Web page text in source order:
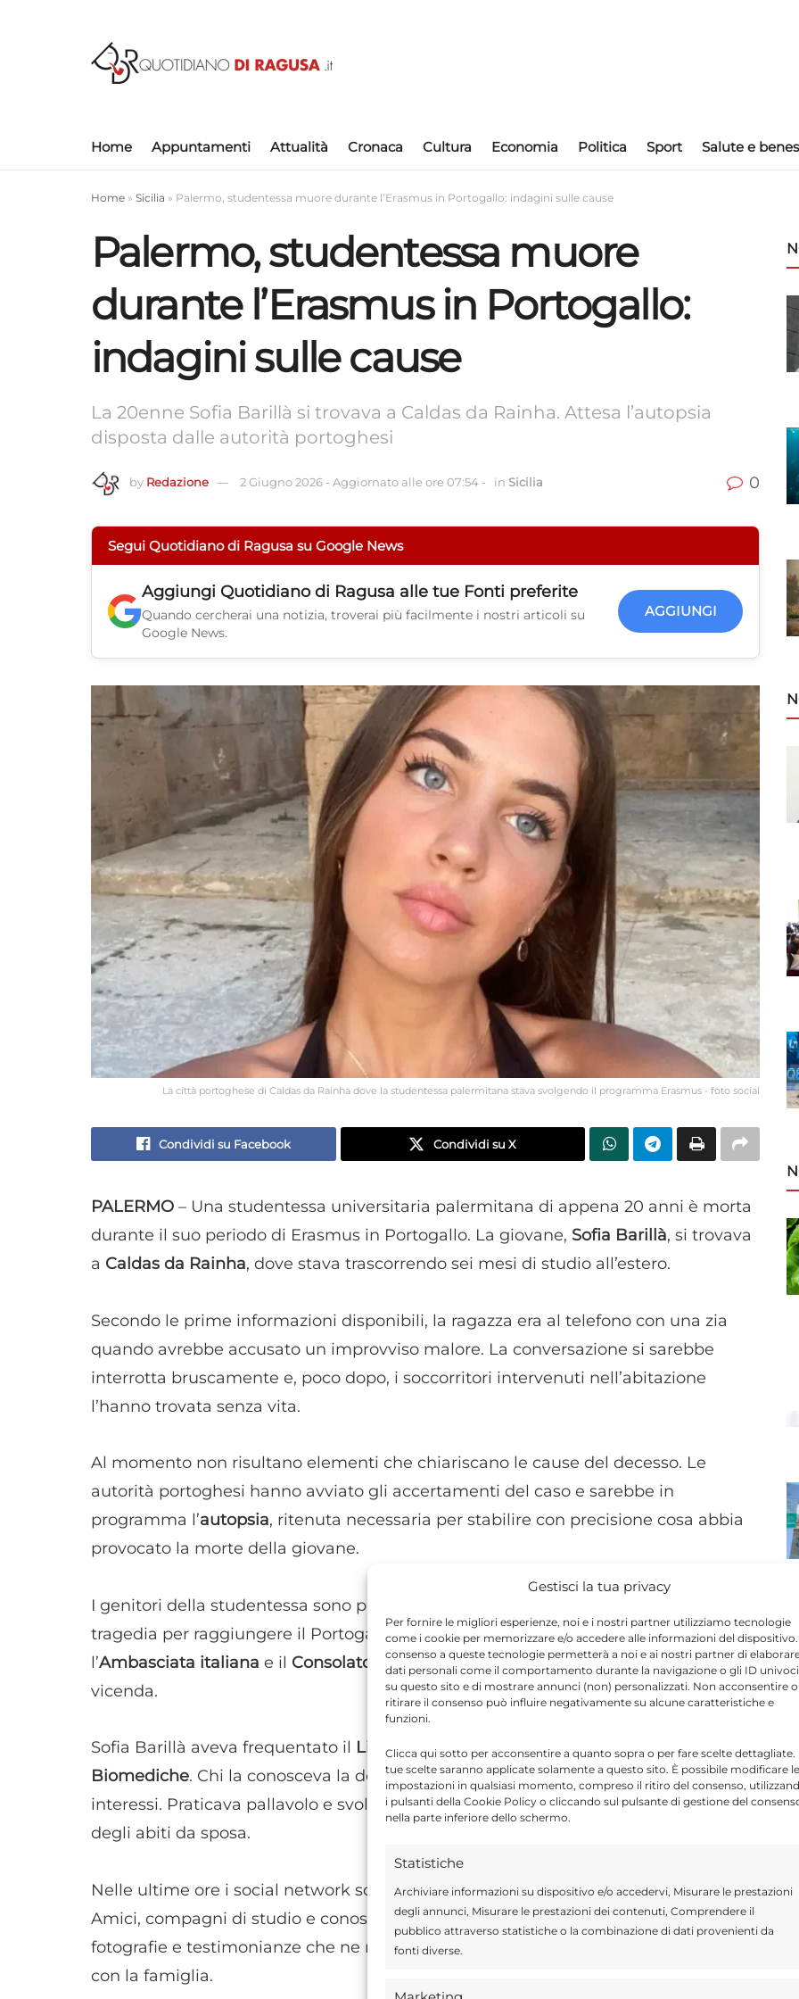
Gestisci la tua privacy
Per fornire le migliori esperienze, noi e i nostri partner utilizziamo tecnologie
come i cookie per memorizzare e/o accedere alle informazioni del
consenso a queste tecnologie permetterà a noi e ai nostri partner di
dati personali come il comportamento durante la navigazione o gli ID univoci
su questo sito e di mostrare annunci (non) personalizzati. Non acconsentire o
ritirare il consenso può influire negativamente su alcune caratteristiche e
funzioni.
Clicca qui sotto per acconsentire a quanto sopra o per fare scelte dettagliate.
tue scelte saranno applicate solamente a questo sito. È possibile modificare le
impostazioni in qualsiasi momento, compreso il ritiro del consenso,
i pulsanti della Cookie Policy o cliccando sul pulsante di gestione del
nella parte inferiore dello schermo.
Statistiche
Archiviare informazioni su dispositivo e/o accedervi, Misurare le prestazioni
degli annunci, Misurare le prestazioni dei contenuti, Comprendere il
pubblico attraverso statistiche o la combinazione di dati provenienti da
fonti diverse.
Home Appuntamenti Attualità Cronaca Cultura Economia Politica Sport Salute e
Home » Sicilia » Palermo, studentessa muore durante l’Erasmus in Portogallo: indagini sulle cause
Palermo, studentessa muore
durante l’Erasmus in Portogallo:
indagini sulle cause
La 20enne Sofia Barillà si trovava a Caldas da Rainha. Attesa l’autopsia
disposta dalle autorità portoghesi
by Redazione 2 Giugno 2026 - Aggiornato alle ore 07:54 - in Sicilia 0
Segui Quotidiano di Ragusa su Google News
Aggiungi Quotidiano di Ragusa alle tue Fonti preferite
Quando cercherai una notizia, troverai più facilmente i nostri articoli su
Google News.
AGGIUNGI
La città portoghese di Caldas da Rainha dove la studentessa palermitana stava svolgendo il programma Erasmus - foto social
Condividi su Facebook Condividi su X
PALERMO – Una studentessa universitaria palermitana di appena 20 anni è morta
durante il suo periodo di Erasmus in Portogallo. La giovane, Sofia Barillà, si trovava
a Caldas da Rainha, dove stava trascorrendo sei mesi di studio all’estero.
Secondo le prime informazioni disponibili, la ragazza era al telefono con una zia
quando avrebbe accusato un improvviso malore. La conversazione si sarebbe
interrotta bruscamente e, poco dopo, i soccorritori intervenuti nell’abitazione
l’hanno trovata senza vita.
Al momento non risultano elementi che chiariscano le cause del decesso. Le
autorità portoghesi hanno avviato gli accertamenti del caso e sarebbe in
programma l’autopsia, ritenuta necessaria per stabilire con precisione cosa abbia
provocato la morte della giovane.
I genitori della studentessa sono partiti dalla Sicilia nelle ore successive alla
tragedia per raggiungere il Portogallo. A supporto della famiglia sono intervenuti
l’Ambasciata italiana e il Consolato italiano, che stanno seguendo gli sviluppi della
vicenda.
Sofia Barillà aveva frequentato il Liceo Garibaldi di Palermo e studiavaScienze
Biomediche. Chi la conosceva la descrive come una ragazza attiva e piena di
interessi. Praticava pallavolo e svolgeva anche attività come modella nel settore
degli abiti da sposa.
Nelle ultime ore i social network sono stati riempiti da messaggi di cordoglio.
Amici, compagni di studio e conoscenti hanno voluto ricordare la giovane con
fotografie e testimonianze che ne raccontano il carattere solare e il forte legame
con la famiglia.